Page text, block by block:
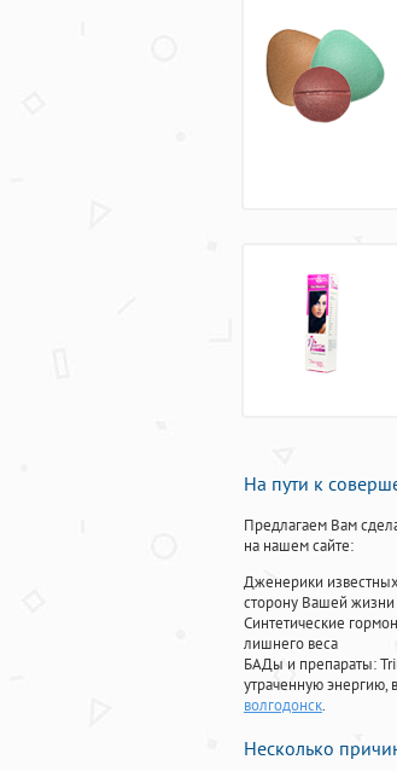
На пути к
Предлагаем Вам
на нашем сайте:
Дженерики
сторону Вашей
Синтетические
лишнего веса
БАДы и препараты:
утраченную энергию,
волгодонск.
Несколько